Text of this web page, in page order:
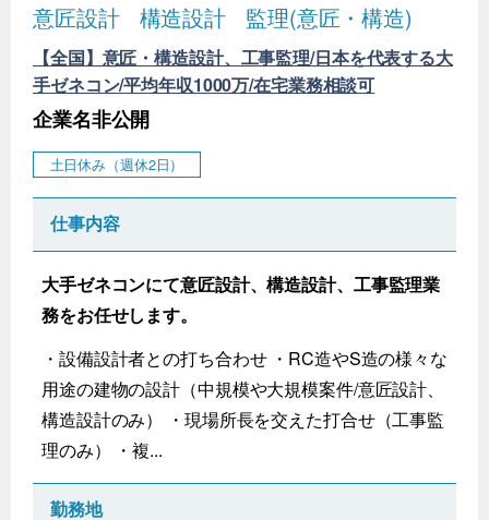
意匠設計 構造設計 監理(意匠・構造)
【全国】意匠・構造設計、工事監理/日本を代表する大
手ゼネコン/平均年収1000万/在宅業務相談可
企業名非公開
土日休み（週休2日）
仕事内容
大手ゼネコンにて意匠設計、構造設計、工事監理業
務をお任せします。
・設備設計者との打ち合わせ ・RC造やS造の様々な
用途の建物の設計（中規模や大規模案件/意匠設計、
構造設計のみ） ・現場所長を交えた打合せ（工事監
理のみ） ・複...
勤務地